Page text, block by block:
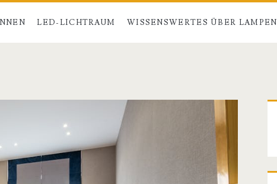
LED-LICHTRAUM WISSENSWERTES ÜBER LAMPEN